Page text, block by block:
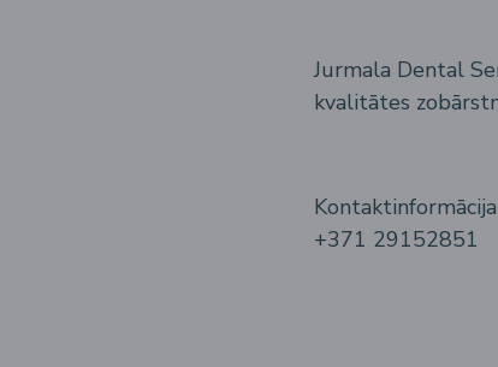
Jurmala Dental
kvalitātes
Kontaktinformācija
+371 29152851